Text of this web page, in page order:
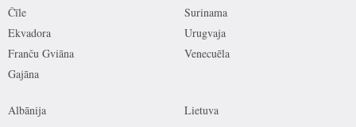
Čīle
Ekvadora
Franču Gviāna
Gajāna
Surinama
Urugvaja
Venecuēla
Albānija
Lietuva